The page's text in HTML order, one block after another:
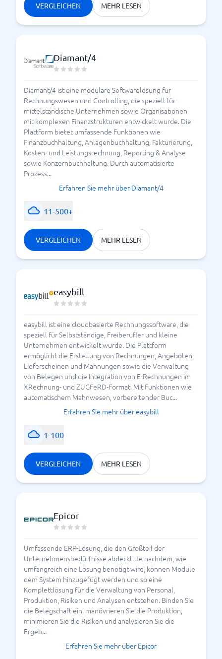
VERGLEICHEN MEHR LESEN
Diamant/4
Diamant/4 ist eine modulare Softwarelösung für
Rechnungswesen und Controlling, die speziell für
mittelständische Unternehmen sowie Organisationen
mit komplexen Finanzstrukturen entwickelt wurde. Die
Plattform bietet umfassende Funktionen wie
Finanzbuchhaltung, Anlagenbuchhaltung, Fakturierung,
Kosten- und Leistungsrechnung, Reporting & Analyse
sowie Konzernbuchhaltung. Durch automatisierte
Prozess...
Erfahren Sie mehr über Diamant/4
11-500+
VERGLEICHEN MEHR LESEN
easybill
easybill ist eine cloudbasierte Rechnungssoftware, die
speziell für Selbstständige, Freiberufler und kleine
Unternehmen entwickelt wurde. Die Plattform
ermöglicht die Erstellung von Rechnungen, Angeboten,
Lieferscheinen und Mahnungen sowie die Verwaltung
von Belegen und die Integration von E-Rechnungen im
XRechnung- und ZUGFeRD-Format. Mit Funktionen wie
automatischem Mahnwesen, vorbereitender Buc...
Erfahren Sie mehr über easybill
1-100
VERGLEICHEN MEHR LESEN
Epicor
Umfassende ERP-Lösung, die den Großteil der
Unternehmensbedürfnisse abdeckt. Je nachdem, wie
umfangreich eine Lösung benötigt wird, können Module
dem System hinzugefügt werden und so eine
Komplettlösung für die Verwaltung von Personal,
Produktion, Risiken und Analysen entstehen. Binden Sie
die Belegschaft ein, manövrieren Sie die Produktion,
minimieren Sie die Risiken und analysieren Sie die
Ergeb...
Erfahren Sie mehr über Epicor